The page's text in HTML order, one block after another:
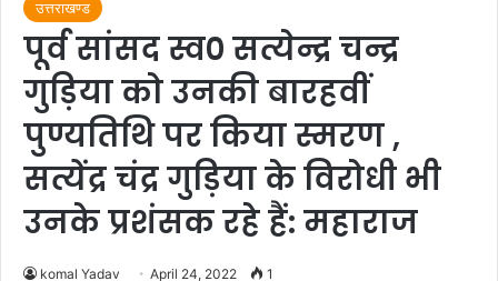
उत्तराखण्ड
पूर्व सांसद स्व० सत्येन्द्र चन्द्र
गुड़िया को उनकी बारहवीं
पुण्यतिथि पर किया स्मरण ,
सत्येंद्र चंद्र गुड़िया के विरोधी भी
उनके प्रशंसक रहे हैं: महाराज
komal Yadav April 24, 2022 1